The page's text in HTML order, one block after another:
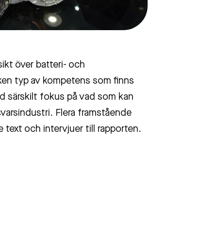
över batteri- och
typ av kompetens som finns
särskilt fokus på vad som kan
Flera framstående
text och intervjuer till rapporten.